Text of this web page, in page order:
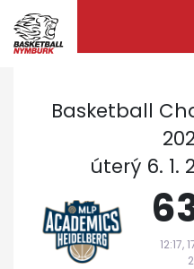
Basketball
úterý 6. 1.
12:17,